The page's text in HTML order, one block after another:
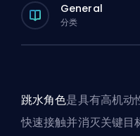
General
分类
跳水角色是具有高机动
快速接触并消灭关键目